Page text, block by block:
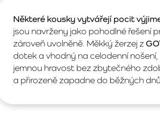
Některé kousky vytvářejí pocit
jsou navrženy jako pohodlné řešení
zároveň uvolněně. Měkký žerzej z
dotek a vhodný na celodenní
jemnou hravost bez zbytečného
a přirozeně zapadne do běžných